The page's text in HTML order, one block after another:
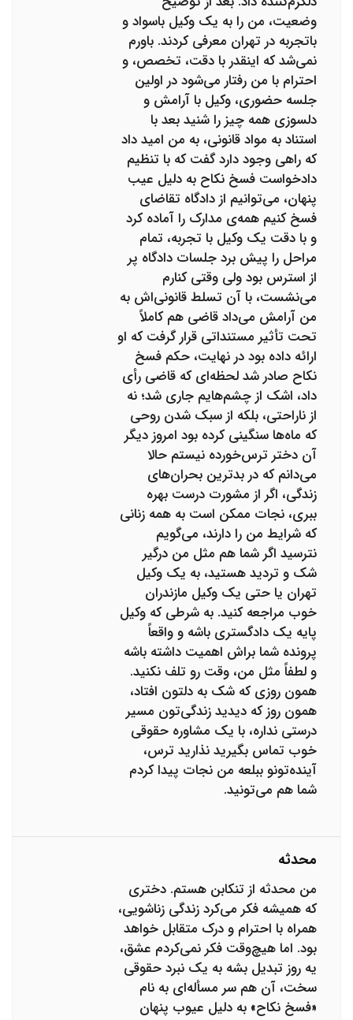
وضعیت، من را به یک وکیل باسواد و
باتجربه در تهران معرفی کردند. باورم
نمی‌شد که اینقدر با دقت، تخصص، و
احترام با من رفتار می‌شود در اولین
جلسه حضوری، وکیل با آرامش و
دلسوزی همه چیز را شنید بعد با
استناد به مواد قانونی، به من امید داد
که راهی وجود دارد گفت که با تنظیم
دادخواست فسخ نکاح به دلیل عیب
پنهان، می‌توانیم از دادگاه تقاضای
فسخ کنیم همه‌ی مدارک را آماده کرد
و با دقت یک وکیل با تجربه، تمام
مراحل را پیش برد جلسات دادگاه پر
از استرس بود ولی وقتی کنارم
می‌نشست، با آن تسلط قانونی‌اش به
من آرامش می‌داد قاضی هم کاملاً
تحت تأثیر مستنداتی قرار گرفت که او
ارائه داده بود در نهایت، حکم فسخ
نکاح صادر شد لحظه‌ای که قاضی رأی
داد، اشک از چشم‌هایم جاری شد؛ نه
از ناراحتی، بلکه از سبک شدن روحی
که ماه‌ها سنگینی کرده بود امروز دیگر
آن دختر ترس‌خورده نیستم حالا
می‌دانم که در بدترین بحران‌های
زندگی، اگر از مشورت درست بهره
ببری، نجات ممکن است به همه زنانی
که شرایط من را دارند، می‌گویم
نترسید اگر شما هم مثل من درگیر
شک و تردید هستید، به یک وکیل
تهران یا حتی یک وکیل مازندران
خوب مراجعه کنید. به شرطی که وکیل
پایه یک دادگستری باشه و واقعاً
پرونده شما براش اهمیت داشته باشه
و لطفاً مثل من، وقت رو تلف نکنید.
همون روزی که شک به دلتون افتاد،
همون روز که دیدید زندگی‌تون مسیر
درستی نداره، با یک مشاوره حقوقی
خوب تماس بگیرید نذارید ترس،
آینده‌تونو ببلعه من نجات پیدا کردم
شما هم می‌تونید.
محدثه
من محدثه از تنکابن هستم. دختری
که همیشه فکر می‌کرد زندگی زناشویی،
همراه با احترام و درک متقابل خواهد
بود. اما هیچ‌وقت فکر نمی‌کردم عشق،
یه روز تبدیل بشه به یک نبرد حقوقی
سخت، آن هم سر مسأله‌ای به نام
«فسخ نکاح» به دلیل عیوب پنهان